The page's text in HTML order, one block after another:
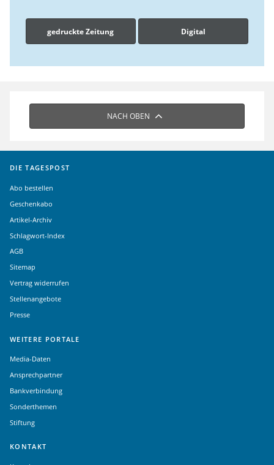
gedruckte Zeitung Digital
NACH OBEN
DIE TAGESPOST
Abo bestellen
Geschenkabo
Artikel-Archiv
Schlagwort-Index
AGB
Sitemap
Vertrag widerrufen
Stellenangebote
Presse
WEITERE PORTALE
Media-Daten
Ansprechpartner
Bankverbindung
Sonderthemen
Stiftung
KONTAKT